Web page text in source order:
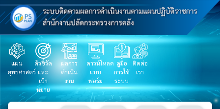
แผน
ยุทธศาสตร์
ตัวชี้วัด
และ
เป้า
หมาย
ผลการ
ดำเนิน
งาน
ดาวน์โหลด
แบบ
ฟอร์ม
คู่มือ
การใช้
ระบบ
ติดต่อ
เรา